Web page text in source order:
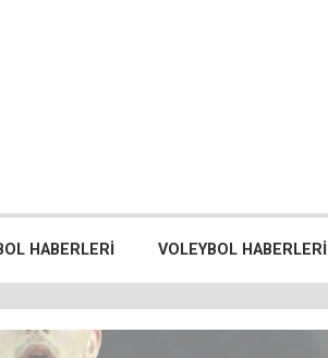
HABERLERI VOLEYBOL HABERLERI